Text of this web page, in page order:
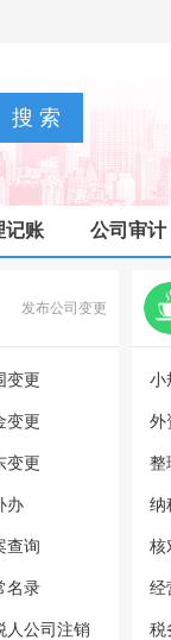
记账 公司审计
发布公司变更
变更
变更
变更
办
查询
名录
人公司注销
小
外
整
纳
核
经
税